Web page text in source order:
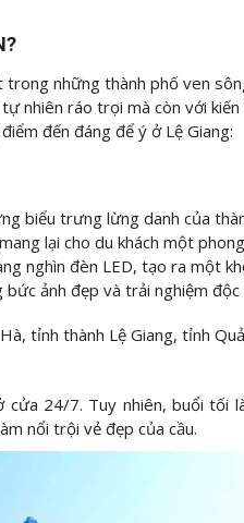
trong những thành phố ven
nhiên ráo trọi mà còn với
đến đáng để ý ở Lệ Giang:
biểu trưng lừng danh của
lại cho du khách một
nghìn đèn LED, tạo ra một
ảnh đẹp và trải nghiệm độc
tỉnh thành Lệ Giang, tỉnh
cửa 24/7. Tuy nhiên, buổi tối
nổi trội vẻ đẹp của cầu.